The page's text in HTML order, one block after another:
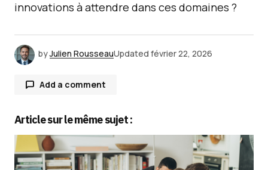
innovations à attendre dans ces domaines ?
byJulien RousseauUpdated février 22, 2026
Add a comment
Votre adresse e-mail ne sera pas publiée.Les
champs obligatoires sont indiqués avec*
Article sur le même sujet :